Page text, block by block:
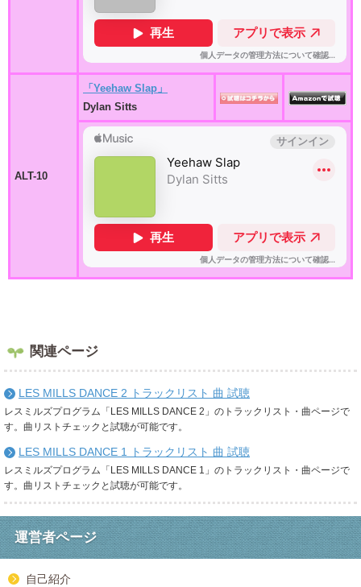
ALT-10
「Yeehaw Slap」
Dylan Sitts
関連ページ
LES MILLS DANCE 2 トラックリスト 曲 試聴
レスミルズプログラム「LES MILLS DANCE 2」のトラックリスト・曲ページで
す。曲リストチェックと試聴が可能です。
LES MILLS DANCE 1 トラックリスト 曲 試聴
レスミルズプログラム「LES MILLS DANCE 1」のトラックリスト・曲ページで
す。曲リストチェックと試聴が可能です。
運営者ページ
自己紹介